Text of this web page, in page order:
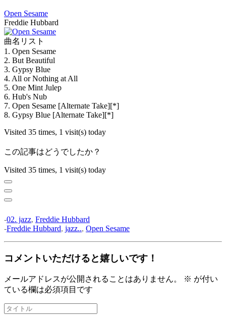
Open Sesame
Freddie Hubbard
曲名リスト
1. Open Sesame
2. But Beautiful
3. Gypsy Blue
4. All or Nothing at All
5. One Mint Julep
6. Hub's Nub
7. Open Sesame [Alternate Take][*]
8. Gypsy Blue [Alternate Take][*]
Visited 35 times, 1 visit(s) today
この記事はどうでしたか？
Visited 35 times, 1 visit(s) today
-02. jazz, Freddie Hubbard
-Freddie Hubbard, jazz.., Open Sesame
コメントいただけると嬉しいです！
メールアドレスが公開されることはありません。 ※ が付い
ている欄は必須項目です